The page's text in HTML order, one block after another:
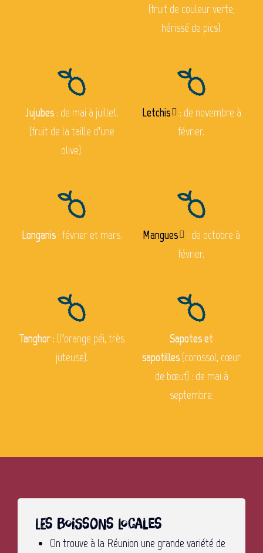
(fruit de couleur verte,
hérissé de pics).
Jujubes: de mai à juillet.
(fruit de la taille d’une
olive).
Letchis
: de novembre à
février.
Longanis: février et mars. Mangues
: de octobre à
février.
Tanghor : (l’orange péi, très
juteuse).
Sapotes et
sapotilles (corossol, cœur
de bœuf) : de mai à
septembre.
Les boissons locales
On trouve à la Réunion une grande variété de